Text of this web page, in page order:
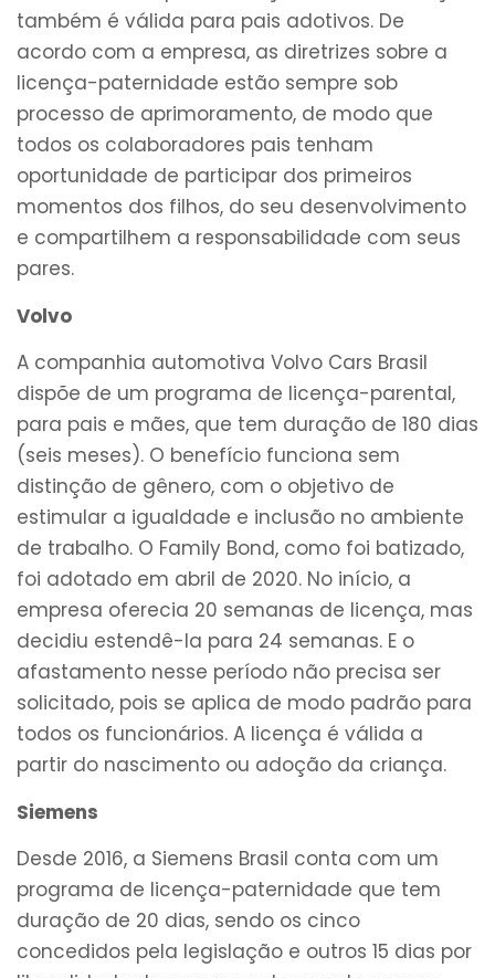
também é válida para pais adotivos. De
acordo com a empresa, as diretrizes sobre a
licença-paternidade estão sempre sob
processo de aprimoramento, de modo que
todos os colaboradores pais tenham
oportunidade de participar dos primeiros
momentos dos filhos, do seu desenvolvimento
e compartilhem a responsabilidade com seus
pares.
Volvo
A companhia automotiva Volvo Cars Brasil
dispõe de um programa de licença-parental,
para pais e mães, que tem duração de 180 dias
(seis meses). O benefício funciona sem
distinção de gênero, com o objetivo de
estimular a igualdade e inclusão no ambiente
de trabalho. O Family Bond, como foi batizado,
foi adotado em abril de 2020. No início, a
empresa oferecia 20 semanas de licença, mas
decidiu estendê-la para 24 semanas. E o
afastamento nesse período não precisa ser
solicitado, pois se aplica de modo padrão para
todos os funcionários. A licença é válida a
partir do nascimento ou adoção da criança.
Siemens
Desde 2016, a Siemens Brasil conta com um
programa de licença-paternidade que tem
duração de 20 dias, sendo os cinco
concedidos pela legislação e outros 15 dias por